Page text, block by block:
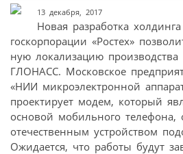
13 декабря, 2017
Новая разработка
госкорпорации «Ростех»
ную локализацию
ГЛОНАСС. Московское
«НИИ микроэлектронной
проектирует модем, который
основой мобильного телефона,
отечественным устройством
Ожидается, что работы будут